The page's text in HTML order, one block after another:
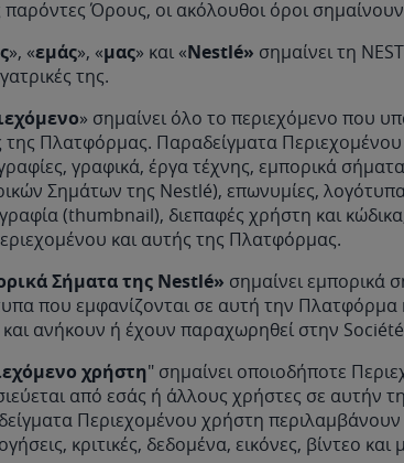
παρόντες Όρους, οι ακόλουθοι όροι
», «εμάς», «μας» και «Nestlé» σημαίνει τη
της.
» σημαίνει όλο το περιεχόμενο που
της Πλατφόρμας. Παραδείγματα
γραφικά, έργα τέχνης, εμπορικά
Σημάτων της Nestlé), επωνυμίες,
(thumbnail), διεπαφές χρήστη και
και αυτής της Πλατφόρμας.
Σήματα της Nestlé» σημαίνει εμπορικά
που εμφανίζονται σε αυτή την
ανήκουν ή έχουν παραχωρηθεί στην
χρήστη" σημαίνει οποιοδήποτε
από εσάς ή άλλους χρήστες σε αυτήν
Περιεχομένου χρήστη περιλαμβάνουν
κριτικές, δεδομένα, εικόνες, βίντεο και